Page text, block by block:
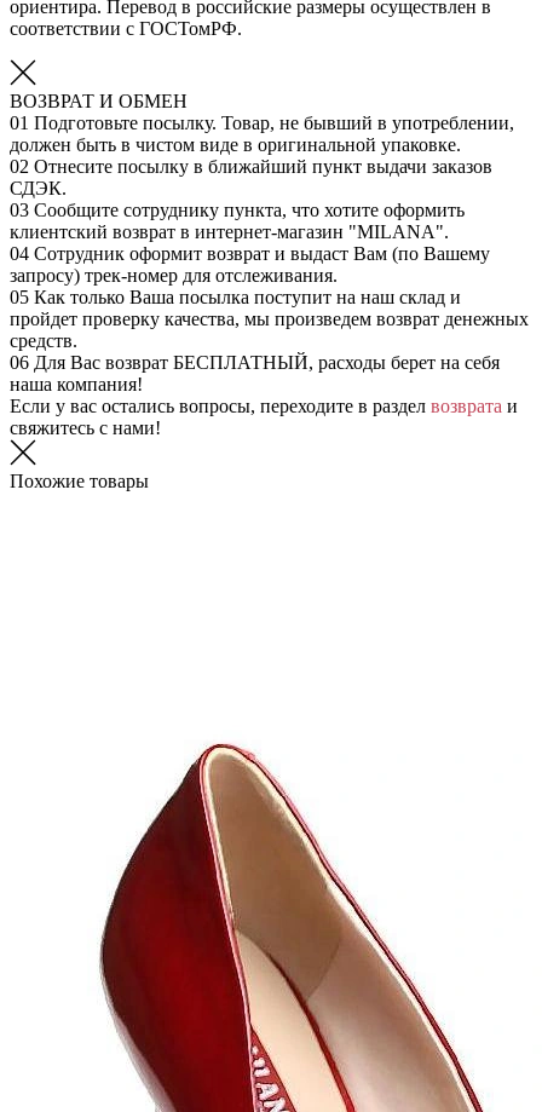
ориентира. Перевод в российские размеры осуществлен в
соответствии с ГОСТомРФ.
ВОЗВРАТ И ОБМЕН
01 Подготовьте посылку. Товар, не бывший в употреблении,
должен быть в чистом виде в оригинальной упаковке.
02 Отнесите посылку в ближайший пункт выдачи заказов
СДЭК.
03 Сообщите сотруднику пункта, что хотите оформить
клиентский возврат в интернет-магазин "MILANA".
04 Сотрудник оформит возврат и выдаст Вам (по Вашему
запросу) трек-номер для отслеживания.
05 Как только Ваша посылка поступит на наш склад и
пройдет проверку качества, мы произведем возврат денежных
средств.
06 Для Вас возврат БЕСПЛАТНЫЙ, расходы берет на себя
наша компания!
Если у вас остались вопросы, переходите в раздел возврата и
свяжитесь с нами!
Похожие товары